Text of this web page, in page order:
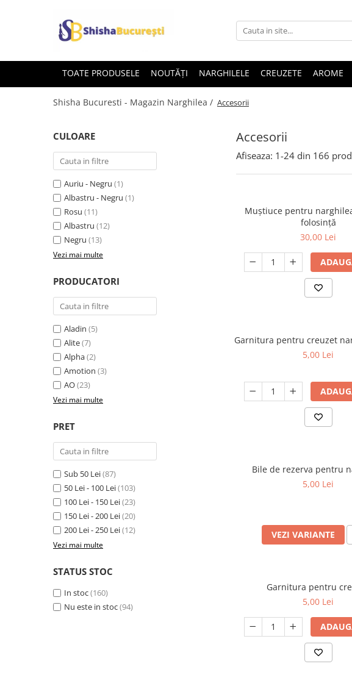
TOATE PRODUSELE NOUTĂȚI NARGHILELE CREUZETE AROME
Shisha Bucuresti - Magazin Narghilea / Accesorii
Accesorii
CULOARE
Auriu - Negru (1)
Albastru - Negru (1)
Rosu (11)
Albastru (12)
Negru (13)
Vezi mai multe
PRODUCATORI
Aladin (5)
Alite(7)
Alpha(2)
Amotion (3)
AO(23)
Vezi mai multe
PRET
Sub 50 Lei(87)
50 Lei - 100 Lei(103)
100 Lei - 150 Lei(23)
150 Lei - 200 Lei(20)
200 Lei - 250 Lei(12)
Vezi mai multe
STATUS STOC
In stoc(160)
Nu este in stoc(94)
Afiseaza: 1-24 din 166
Muștiuce pentru
folosință
30,00 Lei
Garnitura pentru creuzet
5,00 Lei
Bile de rezerva pentru
5,00 Lei
VEZI VARIANTE
Garnitura pentru
5,00 Lei